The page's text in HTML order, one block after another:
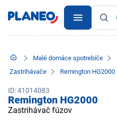
Malé domáce spotrebiče
Zastrihávače
Remington HG2000
ID: 41014083
Remington HG2000
Zastrihávač fúzov